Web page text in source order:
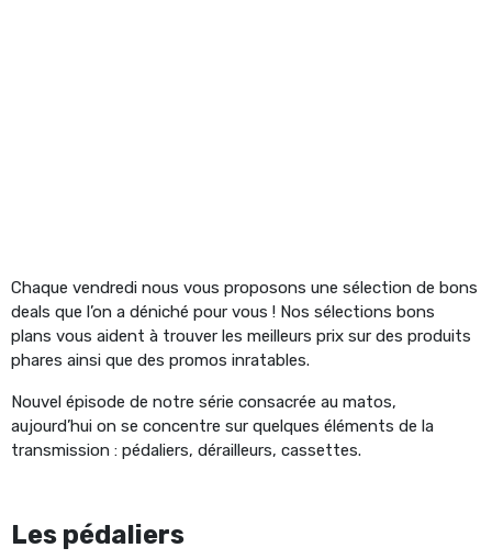
Chaque vendredi nous vous proposons une sélection de bons
deals que l’on a déniché pour vous ! Nos sélections bons
plans vous aident à trouver les meilleurs prix sur des produits
phares ainsi que des promos inratables.
Nouvel épisode de notre série consacrée au matos,
aujourd’hui on se concentre sur quelques éléments de la
transmission : pédaliers, dérailleurs, cassettes.
Les pédaliers